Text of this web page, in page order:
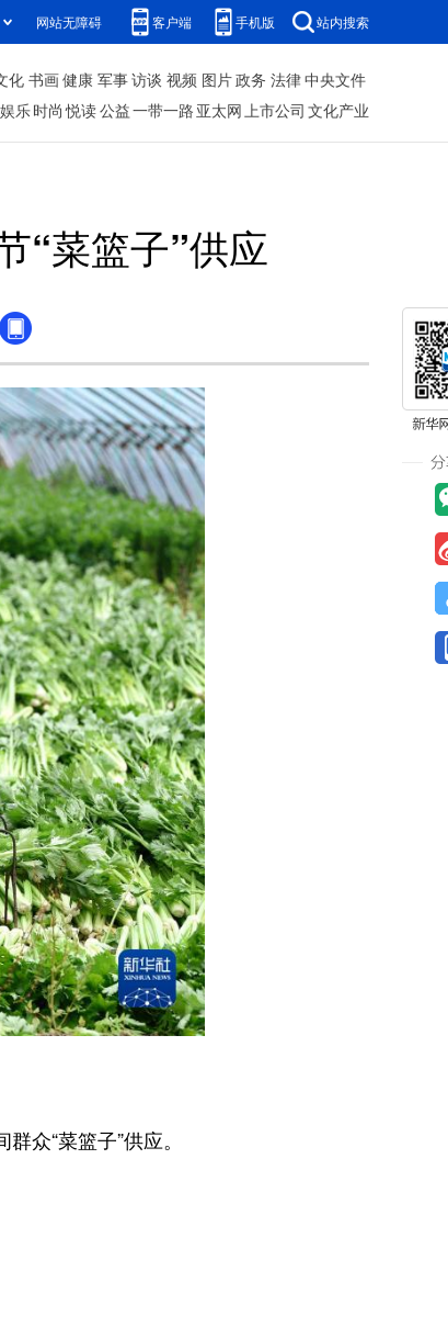
网站无障碍 客户端 手机版 站内搜索
化 书画健康 军事访谈 视频 图片政务 法律中央文件
娱乐时尚 悦读公益一带一路 亚太网上市公司 文化产业
“菜篮子”供应
众“菜篮子”供应。